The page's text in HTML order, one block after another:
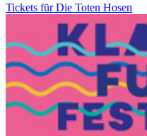
Tickets für Die Toten Hosen